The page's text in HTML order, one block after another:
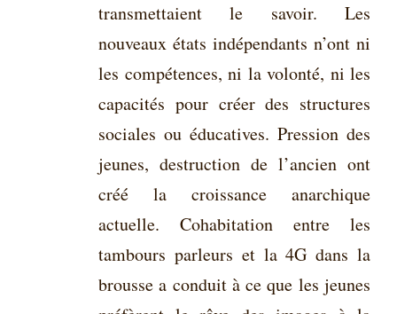
transmettaient le savoir. Les
nouveaux états indépendants n’ont ni
les compétences, ni la volonté, ni les
capacités pour créer des structures
sociales ou éducatives. Pression des
jeunes, destruction de l’ancien ont
créé la croissance anarchique
actuelle. Cohabitation entre les
tambours parleurs et la 4G dans la
brousse a conduit à ce que les jeunes